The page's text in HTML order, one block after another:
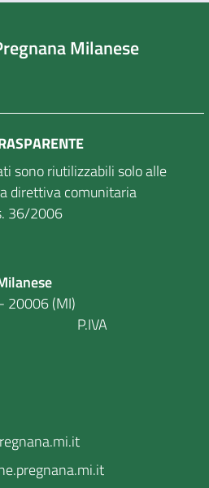
Milanese
sono riutilizzabili solo alle
direttiva comunitaria
36/2006
20006 (MI)
P.IVA